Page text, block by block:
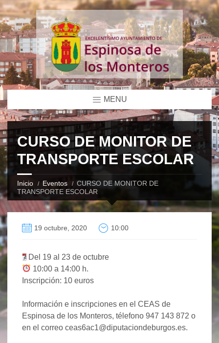
MENU
CURSO DE MONITOR DE
TRANSPORTE ESCOLAR
Inicio Eventos
CURSO DE MONITOR DE
TRANSPORTE ESCOLAR
19 octubre, 2020 10:00
? Del 19 al 23 de octubre
10:00 a 14:00 h.
Inscripción: 10 euros
Información e inscripciones en el CEAS de
Espinosa de los Monteros, télefono 947 143 872 o
en el correo ceas6ac1@diputaciondeburgos.es.